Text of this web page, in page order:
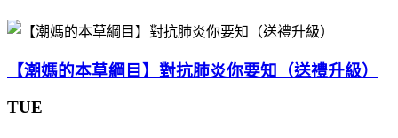
【潮媽的本草綱目】對抗肺炎你要知（送禮升級）
TUE